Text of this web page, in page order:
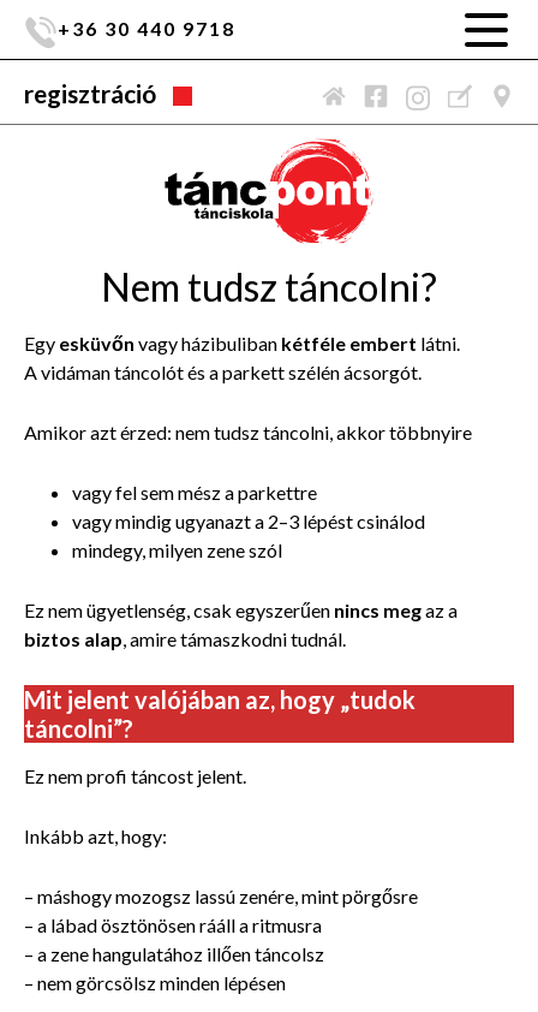
+36 30 440 9718
regisztráció
Nem tudsz táncolni?
Egy esküvőn vagy házibuliban kétféle embert látni.
A vidáman táncolót és a parkett szélén ácsorgót.
Amikor azt érzed: nem tudsz táncolni, akkor többnyire
vagy fel sem mész a parkettre
vagy mindig ugyanazt a 2–3 lépést csinálod
mindegy, milyen zene szól
Ez nem ügyetlenség, csak egyszerűen nincs megaz a
biztos alap, amire támaszkodni tudnál.
Mit jelent valójában az, hogy „tudok
táncolni”?
Ez nem profi táncost jelent.
Inkább azt, hogy:
– máshogy mozogsz lassú zenére, mint pörgősre
– a lábad ösztönösen rááll a ritmusra
– a zene hangulatához illően táncolsz
– nem görcsölsz minden lépésen